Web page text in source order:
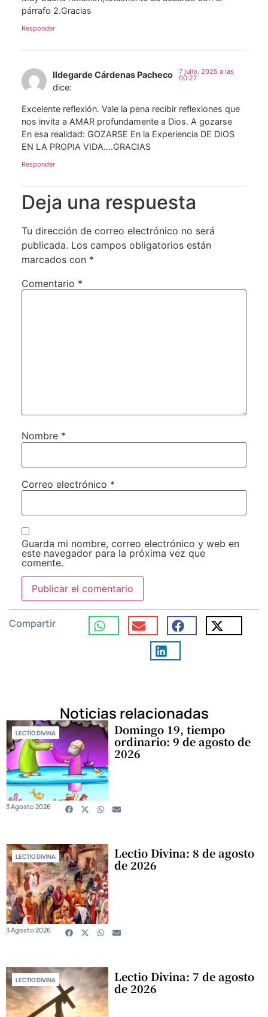
párrafo 2.Gracias
Responder
Ildegarde Cárdenas Pacheco
dice:
7 julio, 2025 a las
00:27
Excelente reflexión. Vale la pena recibir reflexiones que
nos invita a AMAR profundamente a Dios. A gozarse
En esa realidad: GOZARSE En la Experiencia DE DIOS
EN LA PROPIA VIDA….GRACIAS
Responder
Deja una respuesta
Tu dirección de correo electrónico no será
publicada. Los campos obligatorios están
marcados con *
Comentario *
Nombre *
Correo electrónico *
Guarda mi nombre, correo electrónico y web en
este navegador para la próxima vez que
comente.
Compartir
Noticias relacionadas
LECTIO DIVINA Domingo 19, tiempo
ordinario: 9 de agosto de
2026
3 Agosto 2026
LECTIO DIVINA Lectio Divina: 8 de agosto
de 2026
3 Agosto 2026
LECTIO DIVINA Lectio Divina: 7 de agosto
de 2026